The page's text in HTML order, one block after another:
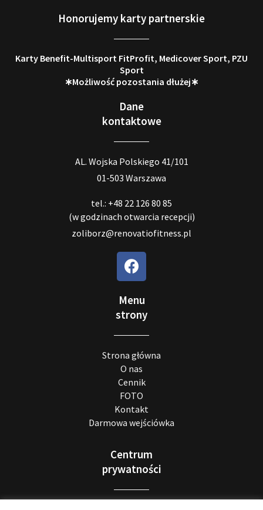
Honorujemy karty partnerskie
Karty Benefit-Multisport FitProfit, Medicover Sport, PZU
Sport
∗Możliwość pozostania dłużej∗
Dane
kontaktowe
AL. Wojska Polskiego 41/101
01-503 Warszawa
tel.: +48 22 126 80 85
(w godzinach otwarcia recepcji)
zoliborz@renovatiofitness.pl
Menu
strony
Strona główna
O nas
Cennik
FOTO
Kontakt
Darmowa wejściówka
Centrum
prywatności